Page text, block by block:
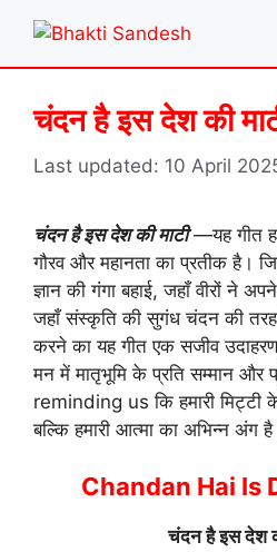
content
चंदन है इस देश की
10 April
चंदन है इस देश की माटी—यह गीत
गौरव और महानता का प्रतीक है।
ज्ञान की गंगा बहाई, जहाँ वीरों ने
जहाँ संस्कृति की सुगंध चंदन की
करने का यह गीत एक सजीव
मन में मातृभूमि के प्रति सम्मान और
reminding us कि हमारी मिट्टी
बल्कि हमारी आत्मा का अभिन्न अंग
Chandan Hai Is
चंदन है इस देश